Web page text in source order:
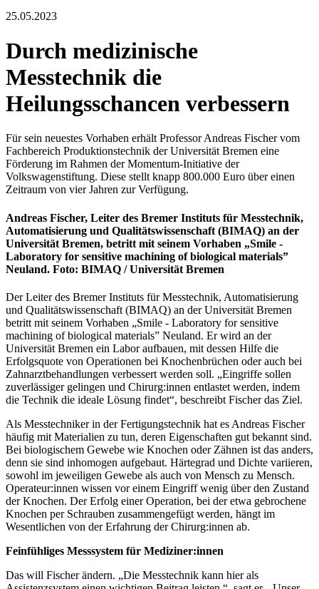
25.05.2023
Durch medizinische
Messtechnik die
Heilungsschancen verbessern
Für sein neuestes Vorhaben erhält Professor Andreas Fischer vom
Fachbereich Produktionstechnik der Universität Bremen eine
Förderung im Rahmen der Momentum-Initiative der
Volkswagenstiftung. Diese stellt knapp 800.000 Euro über einen
Zeitraum von vier Jahren zur Verfügung.
Andreas Fischer, Leiter des Bremer Instituts für Messtechnik,
Automatisierung und Qualitätswissenschaft (BIMAQ) an der
Universität Bremen, betritt mit seinem Vorhaben „Smile -
Laboratory for sensitive machining of biological materials”
Neuland. Foto: BIMAQ / Universität Bremen
Der Leiter des Bremer Instituts für Messtechnik, Automatisierung
und Qualitätswissenschaft (BIMAQ) an der Universität Bremen
betritt mit seinem Vorhaben „Smile - Laboratory for sensitive
machining of biological materials” Neuland. Er wird an der
Universität Bremen ein Labor aufbauen, mit dessen Hilfe die
Erfolgsquote von Operationen bei Knochenbrüchen oder auch bei
Zahnarztbehandlungen verbessert werden soll. „Eingriffe sollen
zuverlässiger gelingen und Chirurg:innen entlastet werden, indem
die Technik die ideale Lösung findet“, beschreibt Fischer das Ziel.
Als Messtechniker in der Fertigungstechnik hat es Andreas Fischer
häufig mit Materialien zu tun, deren Eigenschaften gut bekannt sind.
Bei biologischem Gewebe wie Knochen oder Zähnen ist das anders,
denn sie sind inhomogen aufgebaut. Härtegrad und Dichte variieren,
sowohl im jeweiligen Gewebe als auch von Mensch zu Mensch.
Operateur:innen wissen vor einem Eingriff wenig über den Zustand
der Knochen. Der Erfolg einer Operation, bei der etwa gebrochene
Knochen per Schrauben zusammengefügt werden, hängt im
Wesentlichen von der Erfahrung der Chirurg:innen ab.
Feinfühliges Messsystem für Mediziner:innen
Das will Fischer ändern. „Die Messtechnik kann hier als